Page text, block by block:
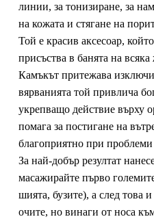
линии, за тонизиране, за
на кожата и стягане на
Той е красив аксесоар,
присъства в банята на всяка
Камъкът притежава
вярванията той привлича
укрепващо действие върху
помага за постигане на
благоприятно при
За най-добър резултат
масажирайте първо
шията, бузите), а след това
очите, но винаги от носа